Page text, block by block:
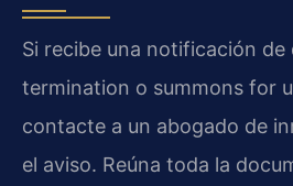
Si recibe una notificación
termination o summons for
contacte a un abogado de
el aviso. Reúna toda la